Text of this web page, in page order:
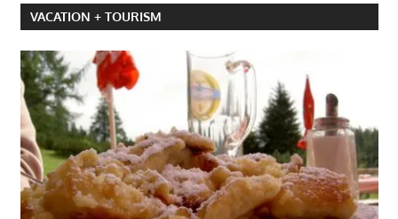
VACATION + TOURISM